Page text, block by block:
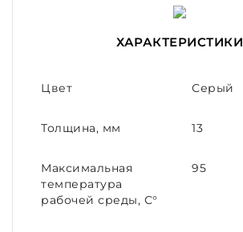
ХАРАКТЕРИСТИКИ
Цвет Серый
Толщина, мм 13
Максимальная
температура
рабочей среды, С°
95